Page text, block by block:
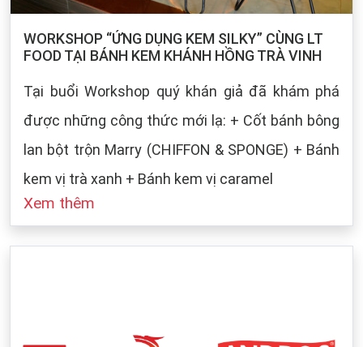
WORKSHOP “ỨNG DỤNG KEM SILKY” CÙNG LT
FOOD TẠI BÁNH KEM KHÁNH HỒNG TRÀ VINH
Tại buổi Workshop quý khán giả đã khám phá
được những công thức mới lạ: + Cốt bánh bông
lan bột trộn Marry (CHIFFON & SPONGE) + Bánh
kem vị trà xanh + Bánh kem vị caramel
Xem thêm